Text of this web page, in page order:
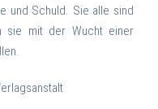
und Schuld. Sie alle sind
sie mit der Wucht einer